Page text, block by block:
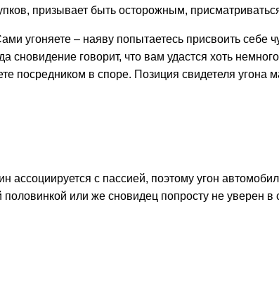
призывает быть осторожным,
угоняете – наяву попытаетесь присвоить себе
сновидение говорит, что вам удастся хоть
посредником в споре. Позиция свидетеля угона
с пассией, поэтому угон
или же сновидец попросту не уверен в